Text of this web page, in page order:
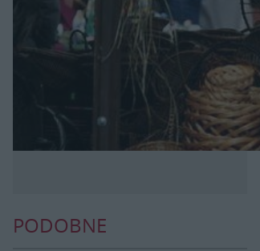
PODOBNE